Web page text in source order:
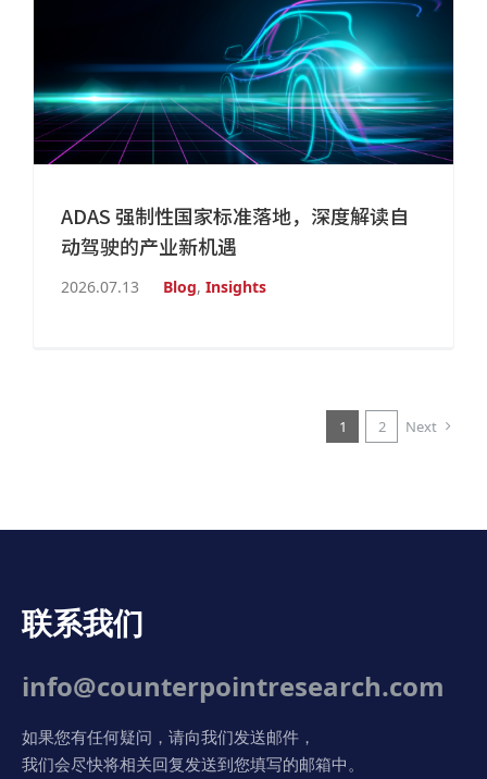
ADAS 强制性国家标准落地，深度解读自
动驾驶的产业新机遇
2026.07.13 Blog, Insights
1 2 Next
联系我们
info@counterpointresearch.com
如果您有任何疑问，请向我们发送邮件，
我们会尽快将相关回复发送到您填写的邮箱中。